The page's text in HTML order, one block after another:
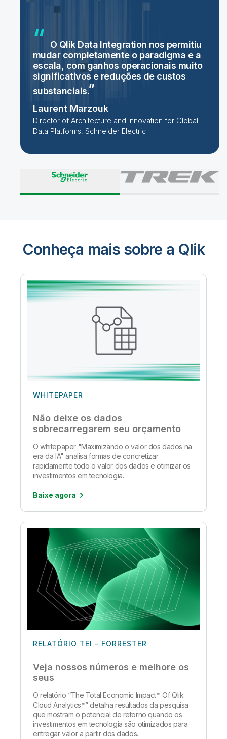
O Qlik Data Integration nos permitiu
mudar completamente o paradigma e a
escala, com ganhos operacionais muito
significativos e reduções de custos
substanciais.
Laurent Marzouk
Director of Architecture and Innovation for Global
Data Platforms, Schneider Electric
Conheça mais sobre a Qlik
WHITEPAPER
Não deixe os dados
sobrecarregarem seu orçamento
O whitepaper "Maximizando o valor dos dados na
era da IA" analisa formas de concretizar
rapidamente todo o valor dos dados e otimizar os
investimentos em tecnologia.
Baixe agora
RELATÓRIO TEI - FORRESTER
Veja nossos números e melhore os
seus
O relatório “The Total Economic Impact™ Of Qlik
Cloud Analytics™” detalha resultados da pesquisa
que mostram o potencial de retorno quando os
investimentos em tecnologia são otimizados para
entregar valor a partir dos dados.